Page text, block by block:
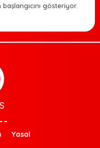
başlangıcını gösteriyor.
Yasal